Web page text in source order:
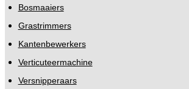
Bosmaaiers
Grastrimmers
Kantenbewerkers
Verticuteermachine
Versnipperaars